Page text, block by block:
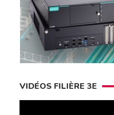
VIDÉOS FILIÈRE 3E